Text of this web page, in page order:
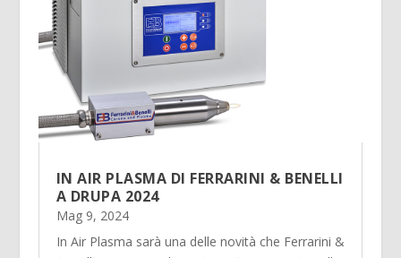
IN AIR PLASMA DI FERRARINI & BENELLI
A DRUPA 2024
Mag 9, 2024
In Air Plasma sarà una delle novità che Ferrarini &